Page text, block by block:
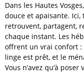
Dans les Hautes
douce et apaisante.
retrouvent, partagent,
chaque instant. Les
offrent un vrai confort :
linge est prêt, et le
Vous n’avez qu’à